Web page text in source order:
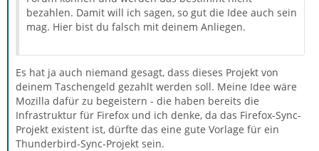
bezahlen. Damit will ich sagen, so gut die Idee auch sein
mag. Hier bist du falsch mit deinem Anliegen.
Es hat ja auch niemand gesagt, dass dieses Projekt von
deinem Taschengeld gezahlt werden soll. Meine Idee wäre
Mozilla dafür zu begeistern - die haben bereits die
Infrastruktur für Firefox und ich denke, da das Firefox-Sync-
Projekt existent ist, dürfte das eine gute Vorlage für ein
Thunderbird-Sync-Projekt sein.